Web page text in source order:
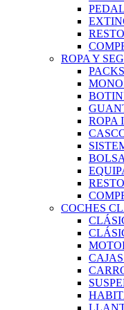
ROPA Y
ROPA
COCHES